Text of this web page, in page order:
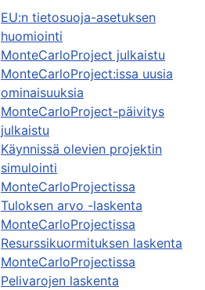
EU:n tietosuoja-asetuksen
huomiointi
MonteCarloProject julkaistu
MonteCarloProject:issa uusia
ominaisuuksia
MonteCarloProject-päivitys
julkaistu
Käynnissä olevien projektin
simulointi
MonteCarloProjectissa
Tuloksen arvo -laskenta
MonteCarloProjectissa
Resurssikuormituksen laskenta
MonteCarloProjectissa
Pelivarojen laskenta